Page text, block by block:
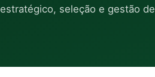
seleção e gestão de